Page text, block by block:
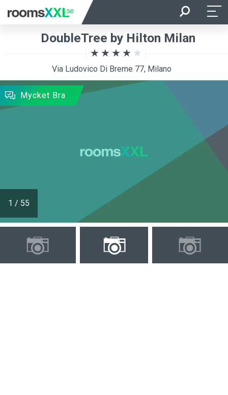
Beläggning Rum
SÖKNING
DoubleTree by Hilton Milan
Via Ludovico Di Breme 77, Milano
1 / 55
Mycket Bra